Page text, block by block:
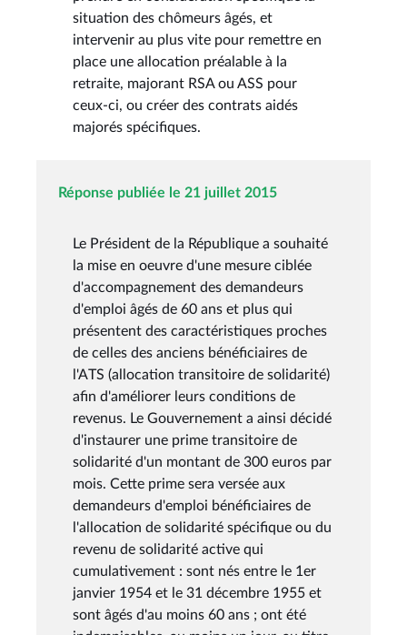
situation des chômeurs âgés, et
intervenir au plus vite pour remettre en
place une allocation préalable à la
retraite, majorant RSA ou ASS pour
ceux-ci, ou créer des contrats aidés
majorés spécifiques.
Réponse publiée le 21 juillet 2015
Le Président de la République a souhaité
la mise en oeuvre d'une mesure ciblée
d'accompagnement des demandeurs
d'emploi âgés de 60 ans et plus qui
présentent des caractéristiques proches
de celles des anciens bénéficiaires de
l'ATS (allocation transitoire de solidarité)
afin d'améliorer leurs conditions de
revenus. Le Gouvernement a ainsi décidé
d'instaurer une prime transitoire de
solidarité d'un montant de 300 euros par
mois. Cette prime sera versée aux
demandeurs d'emploi bénéficiaires de
l'allocation de solidarité spécifique ou du
revenu de solidarité active qui
cumulativement : sont nés entre le 1er
janvier 1954 et le 31 décembre 1955 et
sont âgés d'au moins 60 ans ; ont été